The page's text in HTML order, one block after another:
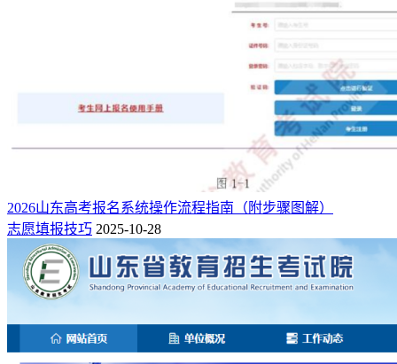
2、“报名号”、“考试类型”、“考试科类”、“报名点”
“报名号”、“考试类型”、“考试科类(含首选考试科目)”、
这4个信息点，是系统根据考生使用的报名卡而自动
生成的，考生不必填写，也不能修改。
考生通过拼音、五笔输入法直接录入，姓名无论是二个、三个
或四个汉字的，从左到右直接录入，中间不能留有空格。万一
遇到姓名中的缺字，用全角“?”代替。少数民族的姓名如果有
分隔符请用•分隔，系统将会自动核验。
填写毕业学校一栏时，“毕业学校”必须从下拉框中选择。如果
2026山东高考报名系统操作流程指南（附步骤图解）
志愿填报技巧 2025-10-28